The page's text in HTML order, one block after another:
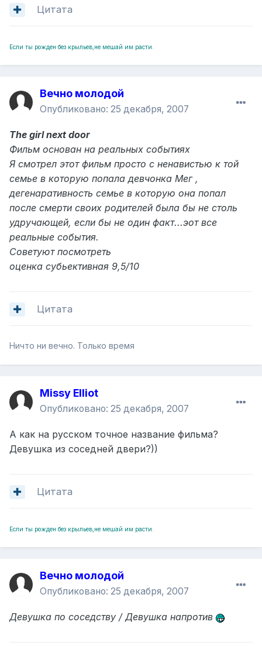
Цитата
Если ты рожден без крыльев,не мешай им расти.
Вечно молодой
Опубликовано: 25 декабря, 2007
The girl next door
Фильм основан на реальных событиях
Я смотрел этот фильм просто с ненавистью к той
семье в которую попала девчонка Мег ,
дегенаративность семье в которую она попал
после смерти своих родителей была бы не столь
удручающей, если бы не один факт...эот все
реальные события.
Советуют посмотреть
оценка субьективная 9,5/10
Цитата
Ничто ни вечно. Только время
Missy Elliot
Опубликовано: 25 декабря, 2007
А как на русском точное название фильма?
Девушка из соседней двери?))
Цитата
Если ты рожден без крыльев,не мешай им расти.
Вечно молодой
Опубликовано: 25 декабря, 2007
Девушка по соседству / Девушка напротив